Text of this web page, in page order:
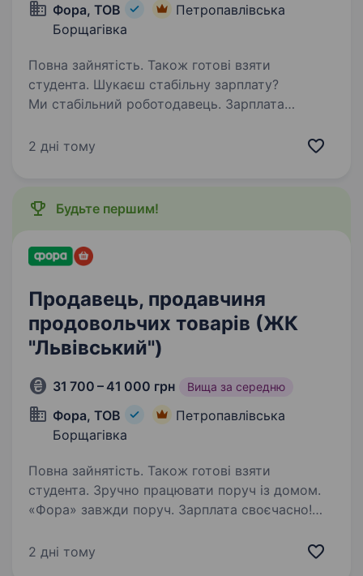
Фора, ТОВ
Петропавлівська
Борщагівка
Повна зайнятість. Також готові взяти
студента. Шукаєш стабільну зарплату?
Ми стабільний роботодавець. Зарплата
завжди була вільна каса! Можливе швидке
2 дні тому
Будьте першим!
Продавець, продавчиня
продовольчих товарів (ЖК
"Львівський")
31 700 – 41 000 грн Вища за середню
Фора, ТОВ
Петропавлівська
Борщагівка
Повна зайнятість. Також готові взяти
студента. Зручно працювати поруч із домом.
«Фора» завжди поруч. Зарплата своєчасно!
підвищення. Запрошуємо привітних продавців
2 дні тому